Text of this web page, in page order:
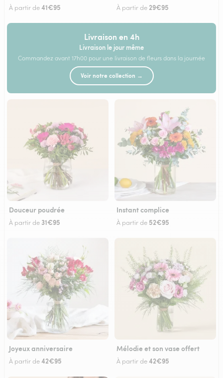
À partir de41€95 À partir de29€95
Livraison en 4h
Livraison le jour même
Commandez avant 17h00 pour une livraison de fleurs dans la journée
Voir notre collection →
Douceur poudrée
À partir de 31€95
Instant complice
À partir de 52€95
Joyeux anniversaire
À partir de42€95
Mélodie et son vase offert
À partir de42€95